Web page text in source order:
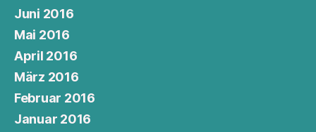
Juni 2016
Mai 2016
April 2016
März 2016
Februar 2016
Januar 2016